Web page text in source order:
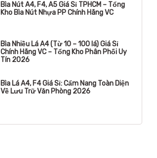
Bìa Nút A4, F4, A5 Giá Sỉ TPHCM – Tổng
Kho Bìa Nút Nhựa PP Chính Hãng VC
Bìa Nhiều Lá A4 (Từ 10 – 100 lá) Giá Sỉ
Chính Hãng VC – Tổng Kho Phân Phối Uy
Tín 2026
Bìa Lá A4, F4 Giá Sỉ: Cẩm Nang Toàn Diện
Về Lưu Trữ Văn Phòng 2026